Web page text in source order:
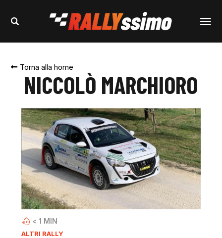
Torna alla home
NICCOLÒ MARCHIORO
< 1 MIN
ALTRI RALLY